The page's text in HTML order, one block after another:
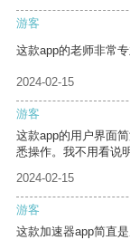
游客
这款app的老师非常
2024-02-15
游客
这款app的用户界面
悉操作。我不用看说
2024-02-15
游客
这款加速器app简直